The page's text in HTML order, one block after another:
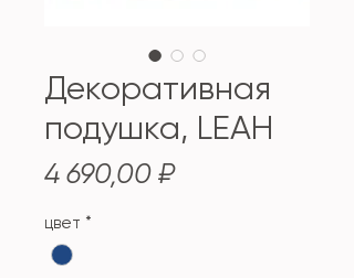
Декоративная
подушка, LEAH
4 690,00 ₽Цена
цвет *